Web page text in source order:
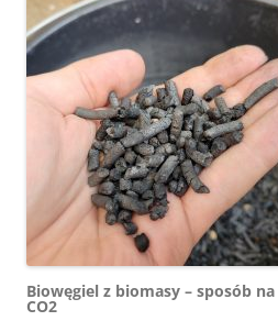
Biowęgiel z biomasy – sposób
CO2